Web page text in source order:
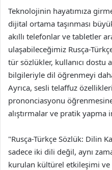
Teknolojinin hayatımıza
dijital ortama taşınması
akıllı telefonlar ve tabletler
ulaşabileceğimiz Rusça-
tür sözlükler, kullanıcı dostu
bilgileriyle dil öğrenmeyi
Ayrıca, sesli telaffuz
prononciasyonu
alıştırmalar ve pratik yapma
"Rusça-Türkçe Sözlük: Dilin
sadece iki dili değil, aynı
kurulan kültürel etkileşimi ve